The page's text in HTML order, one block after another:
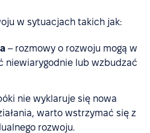
w sytuacjach takich jak:
– rozmowy o rozwoju mogą w
niewiarygodnie lub wzbudzać
nie wyklaruje się nowa
warto wstrzymać się z
rozwoju.